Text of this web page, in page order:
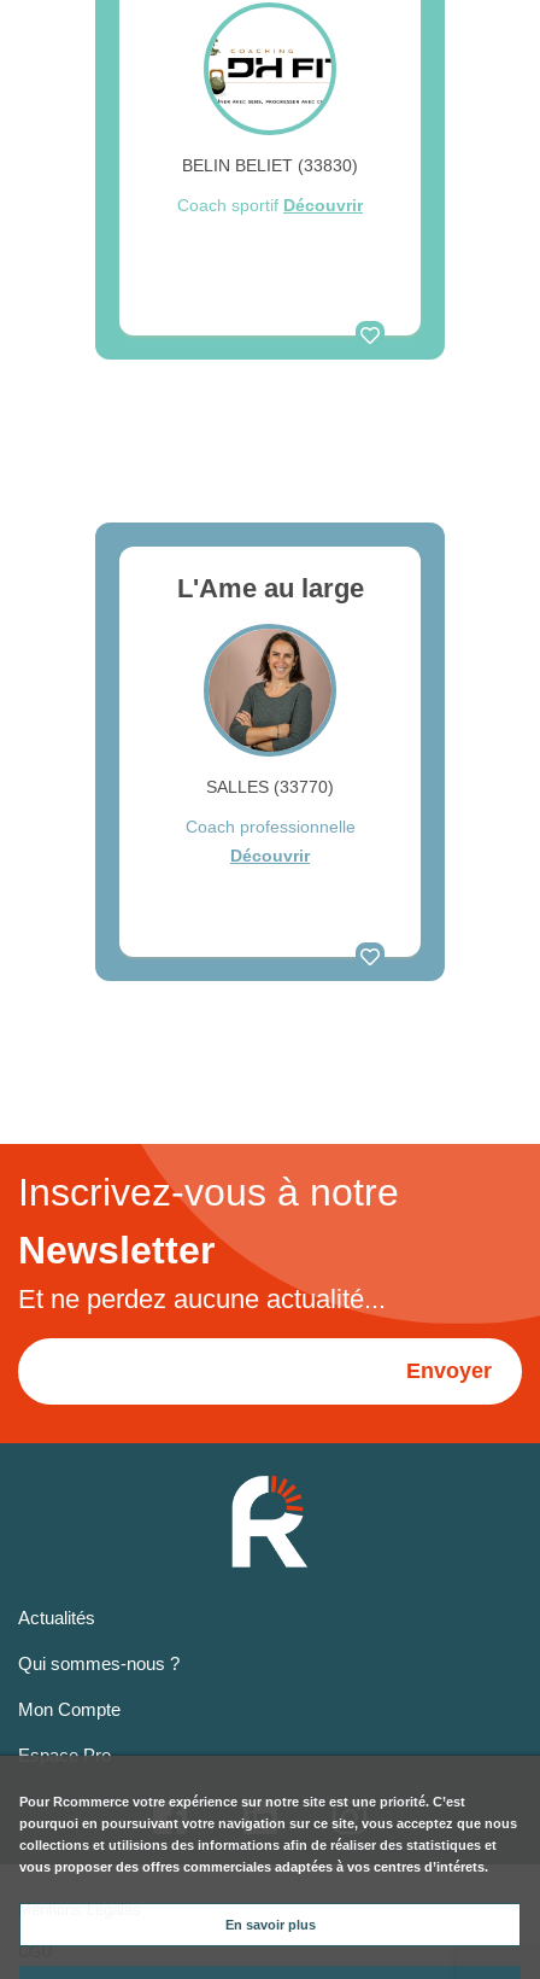
BELIN BELIET (33830)
Coach sportif Découvrir
L'Ame au large
SALLES (33770)
Coach professionnelle
Découvrir
Inscrivez-vous à notre
Newsletter
Et ne perdez aucune actualité...
Envoyer
Actualités
Qui sommes-nous ?
Mon Compte
Espace Pro
Mentions Légales
CGU
Pour Rcommerce votre expérience sur notre site est une priorité. C’est
pourquoi en poursuivant votre navigation sur ce site, vous acceptez que nous
collections et utilisions des informations afin de réaliser des statistiques et
vous proposer des offres commerciales adaptées à vos centres d’intérets.
En savoir plus